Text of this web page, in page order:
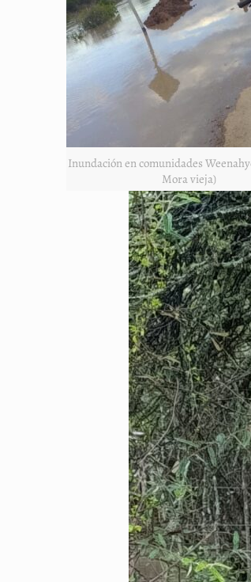
Inundación en comunidades
Mora vieja)